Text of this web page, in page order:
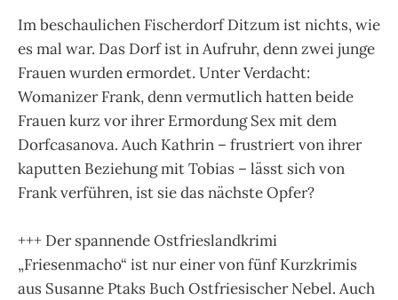
Im beschaulichen Fischerdorf Ditzum ist nichts, wie
es mal war. Das Dorf ist in Aufruhr, denn zwei junge
Frauen wurden ermordet. Unter Verdacht:
Womanizer Frank, denn vermutlich hatten beide
Frauen kurz vor ihrer Ermordung Sex mit dem
Dorfcasanova. Auch Kathrin – frustriert von ihrer
kaputten Beziehung mit Tobias – lässt sich von
Frank verführen, ist sie das nächste Opfer?
+++ Der spannende Ostfrieslandkrimi
„Friesenmacho“ ist nur einer von fünf Kurzkrimis
aus Susanne Ptaks Buch Ostfriesischer Nebel. Auch